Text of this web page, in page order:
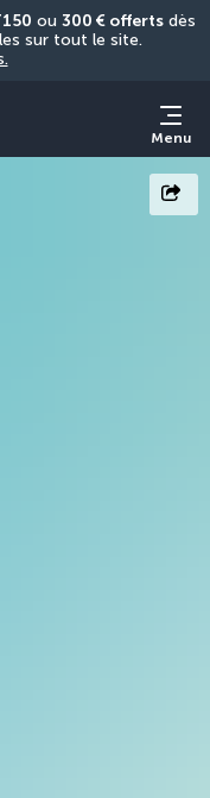
ou 300 € offerts dès
Menu